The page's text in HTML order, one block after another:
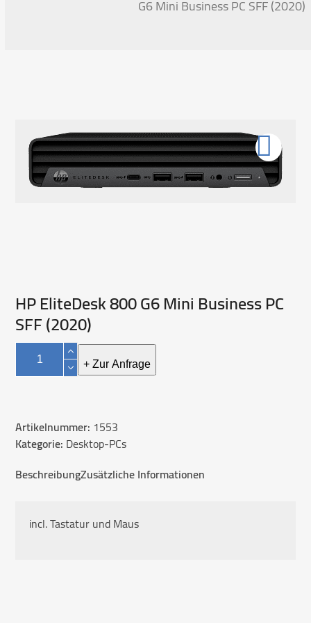
G6 Mini Business PC SFF (2020)
HP EliteDesk 800 G6 Mini Business PC
SFF (2020)
HP
EliteDesk
800
Business
PC
SFF
(2020)
+ Zur Anfrage
Artikelnummer: 1553
Kategorie: Desktop-PCs
BeschreibungZusätzliche Informationen
incl. Tastatur und Maus